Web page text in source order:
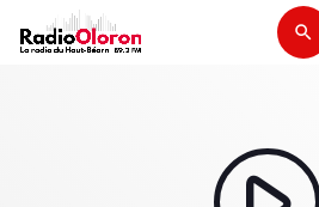
search
RADIO OLORON